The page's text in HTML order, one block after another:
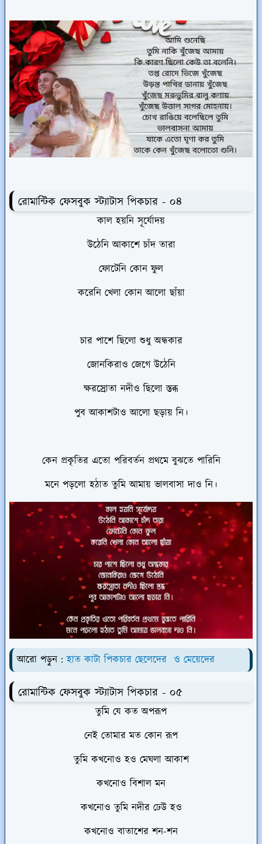
রোমান্টিক ফেসবুক স্ট্যাটাস পিকচার - ০৪
কাল হয়নি সূর্যোদয়
উঠেনি আকাশে চাঁদ তারা
ফোটেনি কোন ফুল
করেনি খেলা কোন আলো ছাঁয়া
চার পাশে ছিলো শুধু অন্ধকার
জোনকিরাও জেগে উঠেনি
ক্ষরস্রোতা নদীও ছিলো স্তব্ধ
পুব আকাশটাও আলো ছড়ায় নি।
কেন প্রকৃতির এতো পরিবর্তন প্রথমে বুঝতে পারিনি
মনে পড়লো হঠাত তুমি আমায় ভালবাসা দাও নি।
আরো পড়ুন :হাত কাটা পিকচার ছেলেদের ও মেয়েদের
রোমান্টিক ফেসবুক স্ট্যাটাস পিকচার - ০৫
তুমি যে কত অপরূপ
নেই তোমার মত কোন রূপ
তুমি কখনোও হও মেঘলা আকাশ
কখনোও বিশাল মন
কখনোও তুমি নদীর ঢেউ হও
কখনোও বাতাশের শন-শন